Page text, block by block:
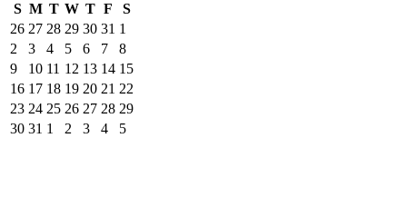
S M T W T F
S
26 27 28 29 30 31 1
2
3 4 5 6 7
8
9
10 11 12 13 14 15
16 17 18 19 20 21 22
23 24 25 26 27 28 29
30 31 1 2 3 4 5